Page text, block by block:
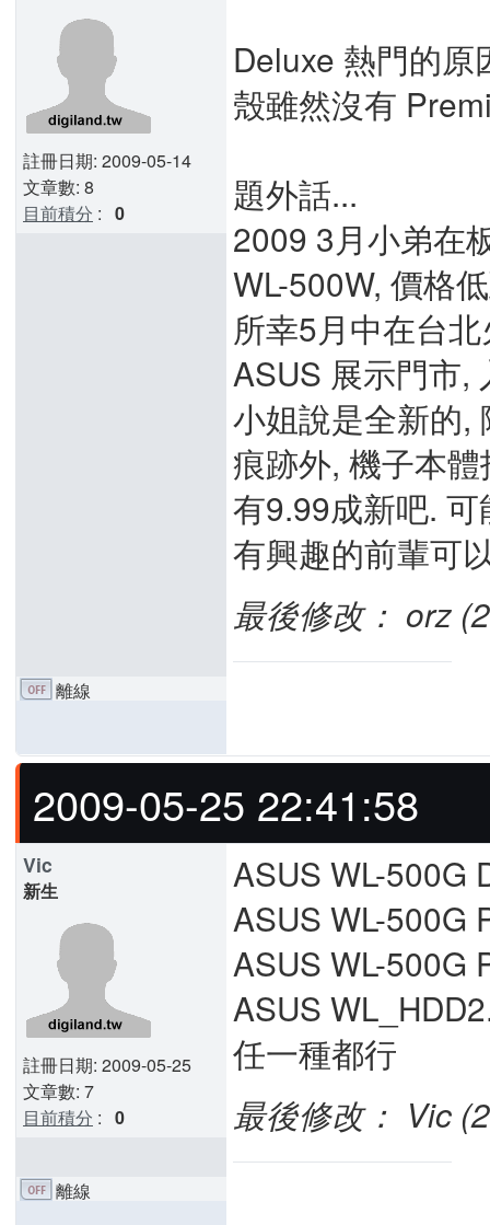
註冊日期: 2009-05-14
文章數: 8
目前積分 : 0
Deluxe 熱門的
殼雖然沒有
題外話...
2009 3月小弟在
WL-500W, 價格
所幸5月中在台
ASUS 展示門市,
小姐說是全新的,
痕跡外, 機子本
有9.99成新吧.
有興趣的前輩可
最後修改： orz
離線
2009-05-25 22:41:58
Vic
新生
註冊日期: 2009-05-25
文章數: 7
目前積分 : 0
ASUS WL-500G
ASUS WL-500G
ASUS WL-500G
ASUS
任一種都行
最後修改： Vic
離線